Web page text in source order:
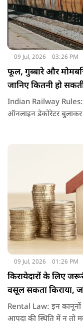
09 Jul, 2026 03:26 PM
फूल, गुब्बारे और
जानिए कितनी हो
Indian Railway Rules: फर्स्ट एसी कोच की बर्थ को बिना अनुमति
ऑनलाइन डेकोरेटर
09 Jul, 2026 01:26 PM
किरायेदारों के लिए
वसूल सकता किराया,
Rental Law: इन कानूनों
आपदा की स्थिति में न तो